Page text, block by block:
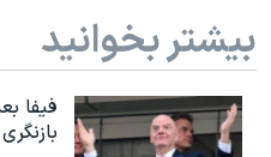
بیشتر بخوانید
فیفا